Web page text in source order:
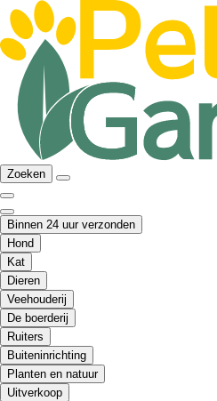
Zoeken
Binnen 24 uur verzonden
Hond
Kat
Dieren
Veehouderij
De boerderij
Ruiters
Buiteninrichting
Planten en natuur
Uitverkoop